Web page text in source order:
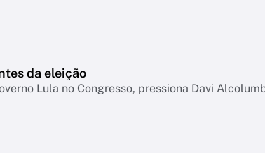
da eleição
Lula no Congresso, pressiona Davi